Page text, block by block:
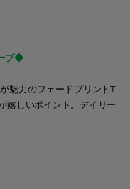
プ◆
魅力のフェードプリントT
嬉しいポイント。デイリー